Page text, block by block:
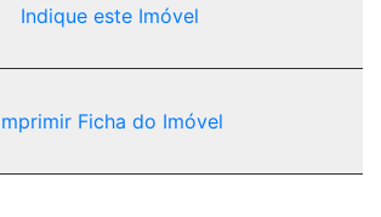
Indique este Imóvel
Ficha do Imóvel